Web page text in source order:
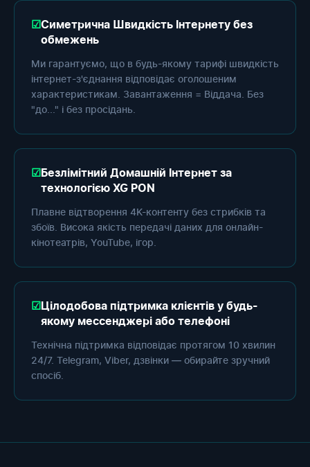
Симетрична Швидкість Інтернету без
обмежень
Ми гарантуємо, що в будь-якому тарифі швидкість
інтернет-з'єднання відповідає оголошеним
характеристикам. Завантаження = Віддача. Без
"до..." і без просідань.
Безлімітний Домашній Інтернет за
технологією XG PON
Плавне відтворення 4K-контенту без стрибків та
збоїв. Висока якість передачі даних для онлайн-
кінотеатрів, YouTube, ігор.
Цілодобова підтримка клієнтів у будь-
якому мессенджері або телефоні
Технічна підтримка відповідає протягом 10 хвилин
24/7. Telegram, Viber, дзвінки — обирайте зручний
спосіб.